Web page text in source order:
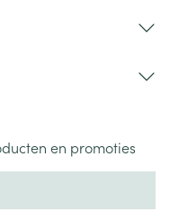
en promoties